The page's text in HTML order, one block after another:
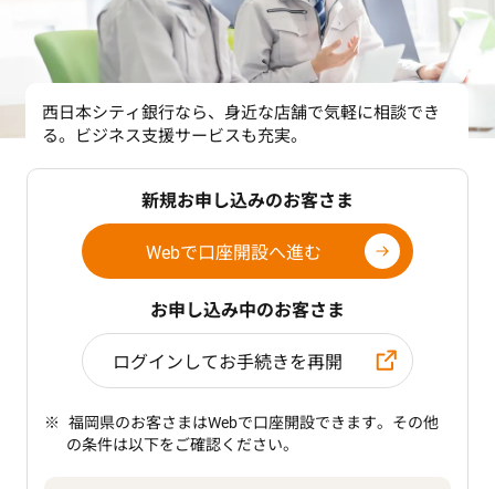
西日本シティ銀行なら、身近な店舗で気軽に相談でき
る。ビジネス支援サービスも充実。
新規お申し込みのお客さま
Webで口座開設へ進む
お申し込み中のお客さま
ログインしてお手続きを再開
福岡県のお客さまはWebで口座開設できます。その他
の条件は以下をご確認ください。